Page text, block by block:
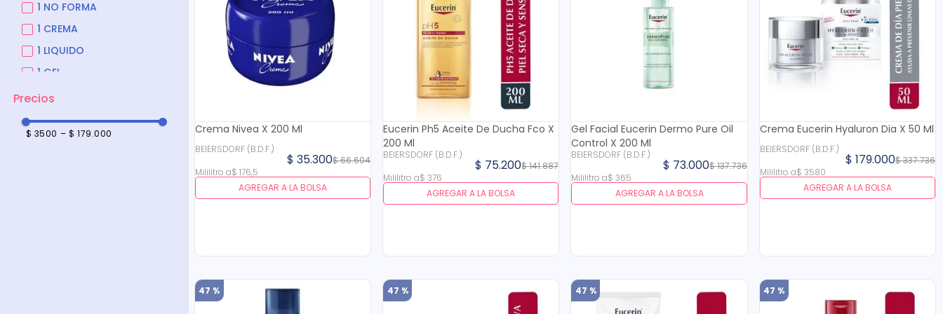
1 NO FORMA
1 CREMA
1 LIQUIDO
1 GEL
1 SOLUCION
2 AEROSOL
$ 3500 – $ 179.000 Crema Nivea X 200 Ml
BEIERSDORF (B.D.F.)
$66.604
$ 35.300
Mililitro a$ 176,5
AGREGAR A LA BOLSA
Eucerin Ph5 Aceite De Ducha Fco X
200 Ml
BEIERSDORF (B.D.F.)
$141.887
$ 75.200
Mililitro a$ 376
AGREGAR A LA BOLSA
Gel Facial Eucerin Dermo Pure Oil
Control X 200 Ml
BEIERSDORF (B.D.F.)
$137.736
$ 73.000
Mililitro a$ 365
AGREGAR A LA BOLSA
Crema Eucerin Hyaluron Dia X 50 Ml
BEIERSDORF (B.D.F.)
$337.736
$ 179.000
Mililitro a$ 3580
AGREGAR A LA BOLSA
47 % 47 % 47 % 47 %